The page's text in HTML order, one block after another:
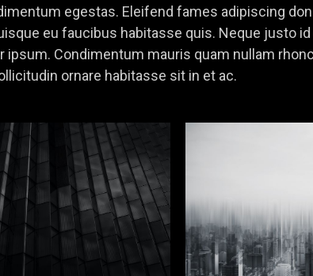
egestas. Eleifend fames adipiscing
eu faucibus habitasse quis. Neque justo
ipsum. Condimentum mauris quam nullam
ornare habitasse sit in et ac.